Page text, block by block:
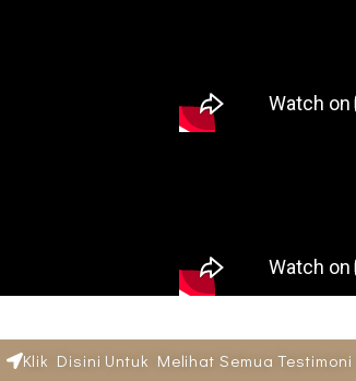
Klik Disini Untuk Melihat Semua Testimoni